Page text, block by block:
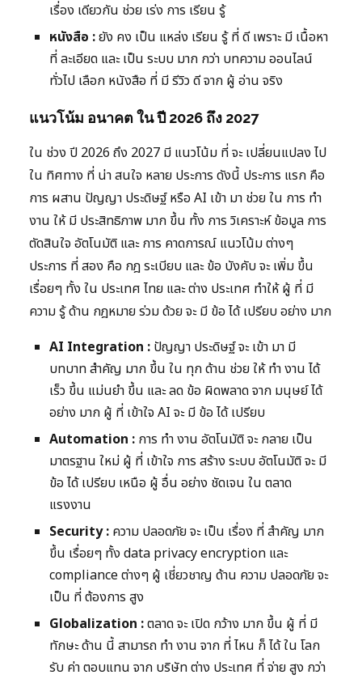
เรื่อง เดียวกัน ช่วย เร่ง การ เรียน รู้
หนังสือ :ยัง คง เป็น แหล่ง เรียน รู้ ที่ ดี เพราะ มี เนื้อหา
ที่ ละเอียด และ เป็น ระบบ มาก กว่า บทความ ออนไลน์
ทั่วไป เลือก หนังสือ ที่ มี รีวิว ดี จาก ผู้ อ่าน จริง
แนวโน้ม อนาคต ใน ปี 2026 ถึง 2027
ใน ช่วง ปี 2026 ถึง 2027 มี แนวโน้ม ที่ จะ เปลี่ยนแปลง ไป
ใน ทิศทาง ที่ น่า สนใจ หลาย ประการ ดังนี้ ประการ แรก คือ
การ ผสาน ปัญญา ประดิษฐ์ หรือ AI เข้า มา ช่วย ใน การ ทำ
งาน ให้ มี ประสิทธิภาพ มาก ขึ้น ทั้ง การ วิเคราะห์ ข้อมูล การ
ตัดสินใจ อัตโนมัติ และ การ คาดการณ์ แนวโน้ม ต่างๆ
ประการ ที่ สอง คือ กฎ ระเบียบ และ ข้อ บังคับ จะ เพิ่ม ขึ้น
เรื่อยๆ ทั้ง ใน ประเทศ ไทย และ ต่าง ประเทศ ทำให้ ผู้ ที่ มี
ความ รู้ ด้าน กฎหมาย ร่วม ด้วย จะ มี ข้อ ได้ เปรียบ อย่าง มาก
AI Integration : ปัญญา ประดิษฐ์ จะ เข้า มา มี
บทบาท สำคัญ มาก ขึ้น ใน ทุก ด้าน ช่วย ให้ ทำ งาน ได้
เร็ว ขึ้น แม่นยำ ขึ้น และ ลด ข้อ ผิดพลาด จาก มนุษย์ ได้
อย่าง มาก ผู้ ที่ เข้าใจ AI จะ มี ข้อ ได้ เปรียบ
Automation : การ ทำ งาน อัตโนมัติ จะ กลาย เป็น
มาตรฐาน ใหม่ ผู้ ที่ เข้าใจ การ สร้าง ระบบ อัตโนมัติ จะ มี
ข้อ ได้ เปรียบ เหนือ ผู้ อื่น อย่าง ชัดเจน ใน ตลาด
แรงงาน
Security : ความ ปลอดภัย จะ เป็น เรื่อง ที่ สำคัญ มาก
ขึ้น เรื่อยๆ ทั้ง data privacy encryption และ
compliance ต่างๆ ผู้ เชี่ยวชาญ ด้าน ความ ปลอดภัย จะ
เป็น ที่ ต้องการ สูง
Globalization :ตลาด จะ เปิด กว้าง มาก ขึ้น ผู้ ที่ มี
ทักษะ ด้าน นี้ สามารถ ทำ งาน จาก ที่ ไหน ก็ ได้ ใน โลก
รับ ค่า ตอบแทน จาก บริษัท ต่าง ประเทศ ที่ จ่าย สูง กว่า